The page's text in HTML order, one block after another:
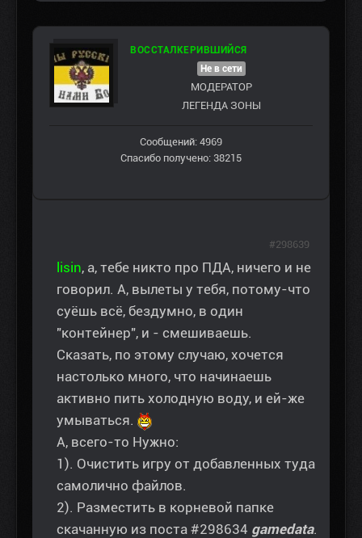
ВОССТАЛКЕРИВШИЙСЯ
Не в сети
МОДЕРАТОР
ЛЕГЕНДА ЗОНЫ
Сообщений: 4969
Спасибо получено: 38215
lisin, а, тебе никто про ПДА, ничего и не
говорил. А, вылеты у тебя, потому-что
суёшь всё, бездумно, в один
"контейнер", и - смешиваешь.
Сказать, по этому случаю, хочется
настолько много, что начинаешь
активно пить холодную воду, и ей-же
умываться.
А, всего-то Нужно:
1). Очистить игру от добавленных туда
самолично файлов.
2). Разместить в корневой папке
скачанную из поста #298634 gamedata.
#298639